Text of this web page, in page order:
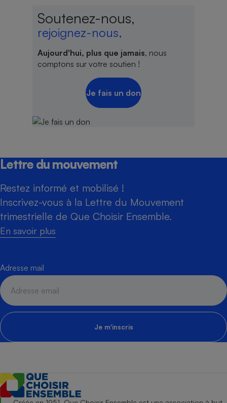
Soutenez-nous,
rejoignez-nous,
Aujourd'hui, plus que jamais, nous
comptons sur votre soutien !
Je fais un don
Lettre du mouvement
Restez informé et mobilisé !
Inscrivez-vous à la Lettre du Mouvement
trimestrielle de Que Choisir Ensemble.
En savoir plus
Adresse mail
Je m'inscris